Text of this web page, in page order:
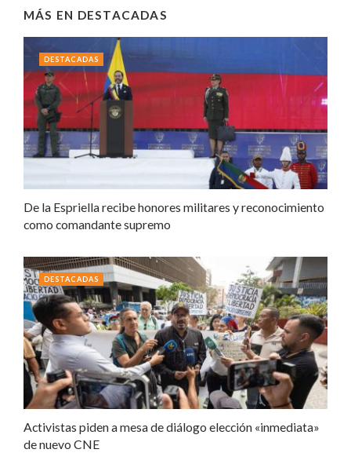
MÁS EN DESTACADAS
De la Espriella recibe honores militares y reconocimiento
como comandante supremo
DESTACADAS
Activistas piden a mesa de diálogo elección «inmediata»
de nuevo CNE
DESTACADAS